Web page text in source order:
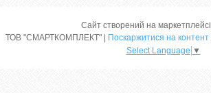
Сайт створений на маркетплейсі
ТОВ "СМАРТКОМПЛЕКТ" | Поскаржитися на контент
Select Language ▼